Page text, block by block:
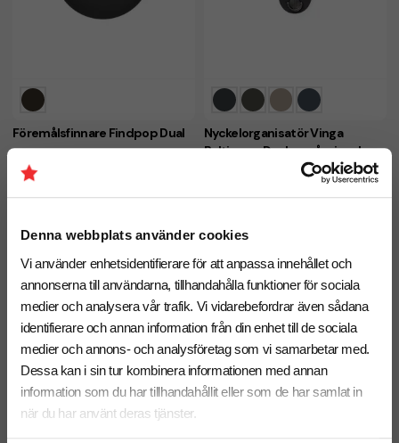
Denna webbplats använder cookies
Vi använder enhetsidentifierare för att anpassa innehållet och
annonserna till användarna, tillhandahålla funktioner för sociala
medier och analysera vår trafik. Vi vidarebefordrar även sådana
identifierare och annan information från din enhet till de sociala
medier och annons- och analysföretag som vi samarbetar med.
Dessa kan i sin tur kombinera informationen med annan
information som du har tillhandahållit eller som de har samlat in
när du har använt deras tjänster.
Föremålsfinnare Findpop Dual
fr. 151,25 kr inkl. moms
• Apple "Find My" app -
Antal från: 5 st
Nyckelorganisatör Vinga
Baltimore Dual – spårningsbar
fr. 226,25 kr inkl. moms
Antal från: 5 st
Nyhet Återvunnet Nyhet Återvunnet